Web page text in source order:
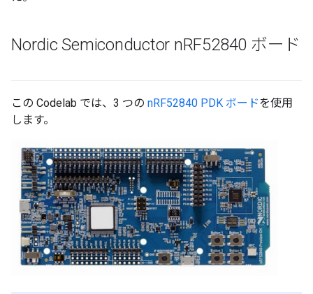
Nordic Semiconductor nRF52840 ボード
この Codelab では、3 つの nRF52840 PDK ボードを使用
します。